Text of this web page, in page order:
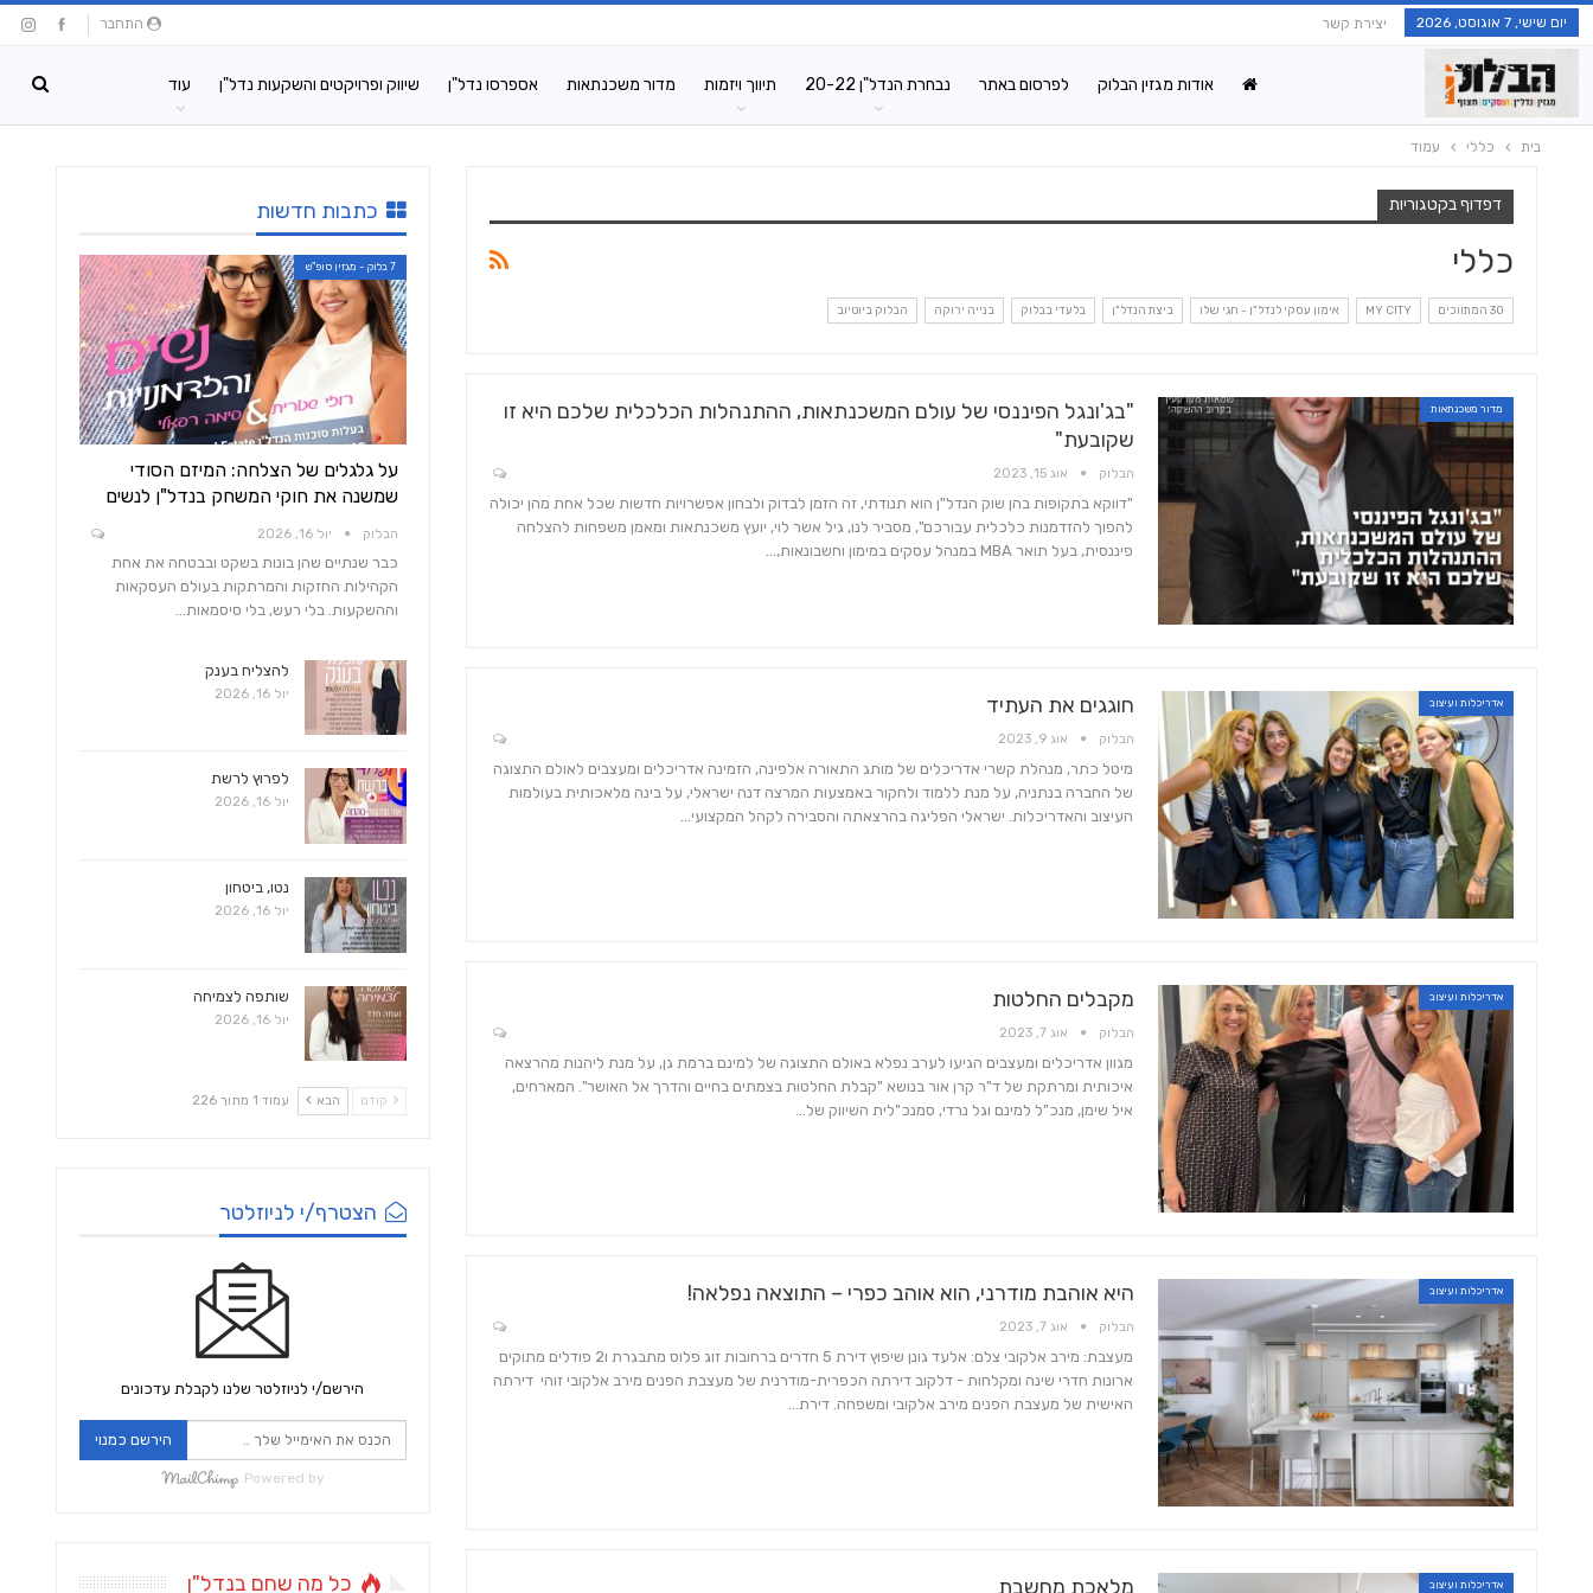
התחבר יום שישי, 7 אוגוסט, 2026 יצירת קשר
אודות מגזין הבלוק לפרסום באתר נבחרת הנדל"ן 20-22 תיווך ויזמות מדור משכנתאות אספרסו נדל"ן שיווק ופרויקטים והשקעות נדל"ן עוד
בית כללי עמוד
דפדוף בקטגוריות
כללי
30 המתווכים MY CITY אימון עסקי לנדל"ן - חגי שלו ביצת הנדל"ן בלעדי בבלוק בנייה ירוקה הבלוק ביוטיוב
מדור משכנתאות
"בג'ונגל הפיננסי של עולם המשכנתאות, ההתנהלות הכלכלית שלכם היא זו
שקובעת"
הבלוק אוג 15, 2023
"דווקא בתקופות בהן שוק הנדל"ן הוא תנודתי, זה הזמן לבדוק ולבחון אפשרויות חדשות שכל אחת מהן יכולה
להפוך להזדמנות כלכלית עבורכם", מסביר לנו, גיל אשר לוי, יועץ משכנתאות ומאמן משפחות להצלחה
פיננסית, בעל תואר MBA במנהל עסקים במימון וחשבונאות,…
אדריכלות ועיצוב חוגגים את העתיד
הבלוק אוג 9, 2023
מיטל כתר, מנהלת קשרי אדריכלים של מותג התאורה אלפינה, הזמינה אדריכלים ומעצבים לאולם התצוגה
של החברה בנתניה, על מנת ללמוד ולחקור באמצעות המרצה דנה ישראלי, על בינה מלאכותית בעולמות
העיצוב והאדריכלות. ישראלי הפליגה בהרצאתה והסבירה לקהל המקצועי…
אדריכלות ועיצוב מקבלים החלטות
הבלוק אוג 7, 2023
מגוון אדריכלים ומעצבים הגיעו לערב נפלא באולם התצוגה של למינם ברמת גן, על מנת ליהנות מהרצאה
איכותית ומרתקת של ד"ר קרן אור בנושא "קבלת החלטות בצמתים בחיים והדרך אל האושר". המארחים,
איל שימן, מנכ"ל למינם וגל נרדי, סמנכ"לית השיווק של…
אדריכלות ועיצוב היא אוהבת מודרני, הוא אוהב כפרי – התוצאה נפלאה!
הבלוק אוג 7, 2023
מעצבת: מירב אלקובי צלם: אלעד גונן שיפוץ דירת 5 חדרים ברחובות זוג פלוס מתבגרת ו2 פודלים מתוקים
ארונות חדרי שינה ומקלחות - דלקוב דירתה הכפרית-מודרנית של מעצבת הפנים מירב אלקובי זוהי דירתה
האישית של מעצבת הפנים מירב אלקובי ומשפחה. דירת…
אדריכלות ועיצוב מלאכת מחשבת
כתבות חדשות
7 בלוק - מגזין סופ"ש
על גלגלים של הצלחה: המיזם הסודי
שמשנה את חוקי המשחק בנדל"ן לנשים
הבלוק יול 16, 2026
כבר שנתיים שהן בונות בשקט ובבטחה את אחת
הקהילות החזקות והמרתקות בעולם העסקאות
וההשקעות. בלי רעש, בלי סיסמאות…
להצליח בענק
יול 16, 2026
לפרוץ לרשת
יול 16, 2026
נטו, ביטחון
יול 16, 2026
שותפה לצמיחה
יול 16, 2026
קודם הבא עמוד 1 מתוך 226
הצטרף/י לניוזלטר
הירשם/י לניוזלטר שלנו לקבלת עדכונים
הירשם כמנוי
Powered by
כל מה שחם בנדל"ן